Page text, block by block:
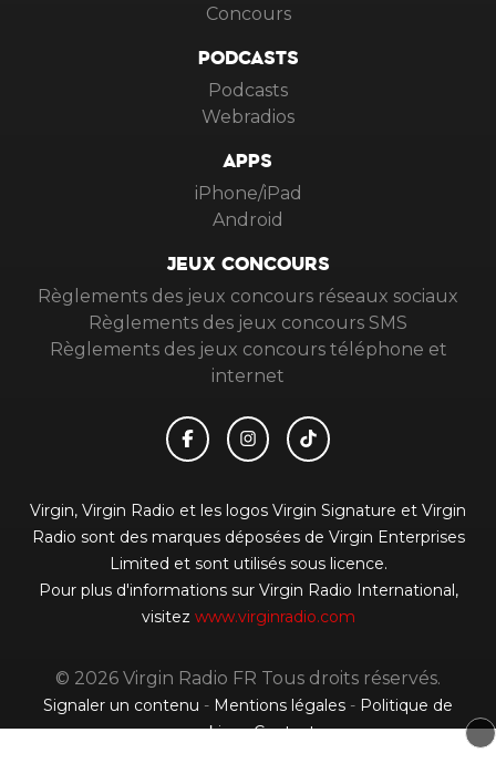
Concours
PODCASTS
Podcasts
Webradios
APPS
iPhone/iPad
Android
JEUX CONCOURS
Règlements des jeux concours réseaux sociaux
Règlements des jeux concours SMS
Règlements des jeux concours téléphone et
internet
Virgin, Virgin Radio et les logos Virgin Signature et Virgin
Radio sont des marques déposées de Virgin Enterprises
Limited et sont utilisés sous licence.
Pour plus d'informations sur Virgin Radio International,
visitez www.virginradio.com
© 2026 Virgin Radio FR Tous droits réservés.
Signaler un contenu - Mentions légales - Politique de
cookies-Contact